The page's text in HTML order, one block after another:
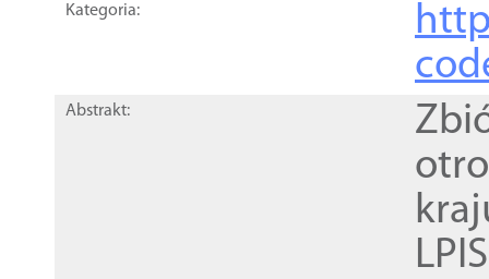
Kategoria:
Abstrakt: